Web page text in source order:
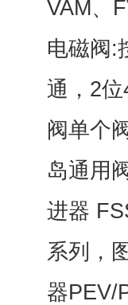
VAM、
电磁阀:
通，2
阀单个
岛通用
进器
系列，
器PEV/